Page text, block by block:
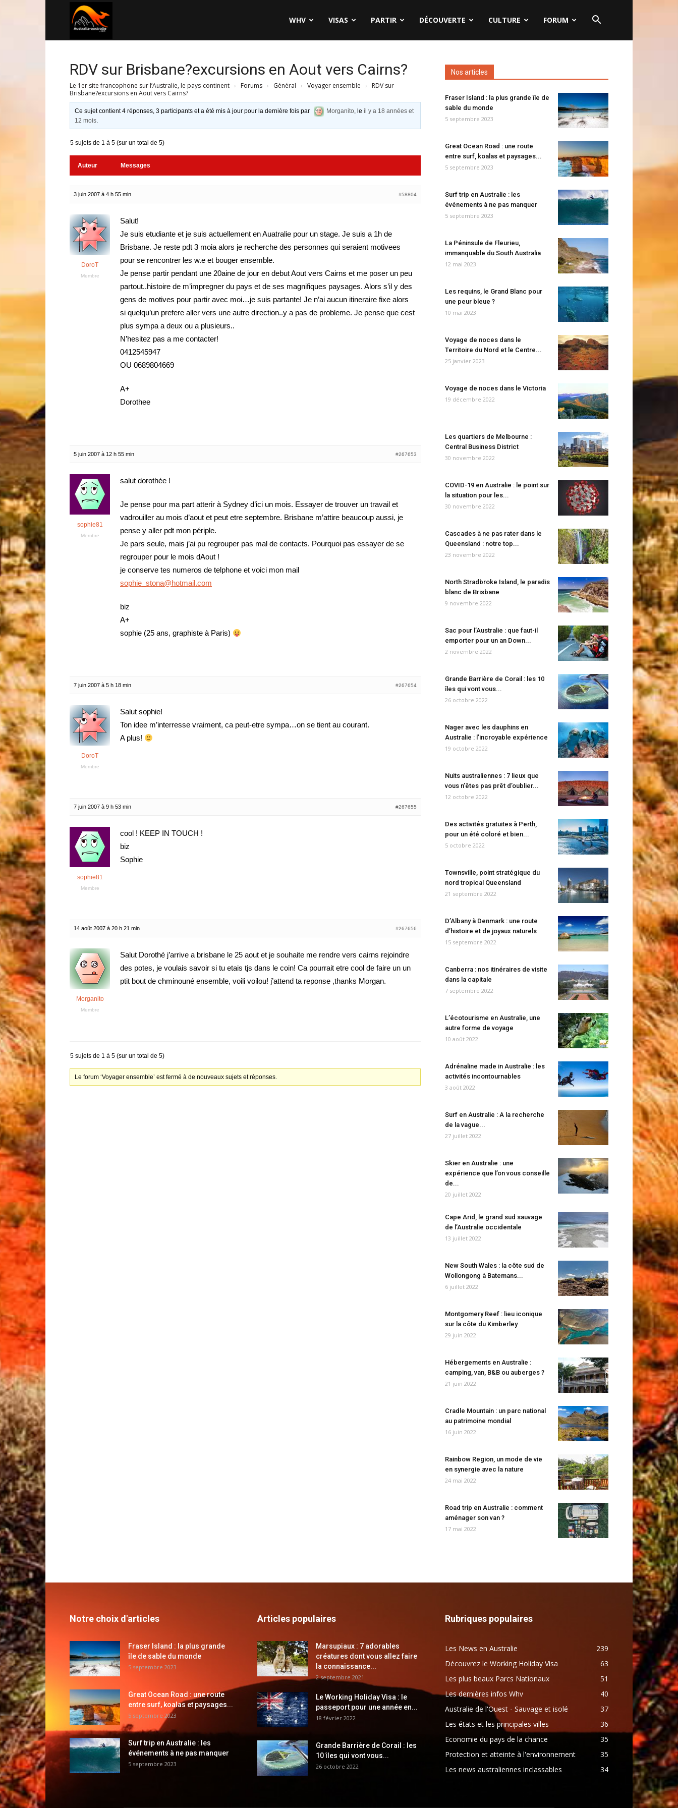
WHV VISAS PARTIR DÉCOUVERTE CULTURE FORUM
RDV sur Brisbane?excursions en Aout vers Cairns?
Le 1er site francophone sur l’Australie, le pays-continent › Forums › Général › Voyager ensemble ›
RDV sur
Brisbane?excursions en Aout vers Cairns?
Ce sujet contient 4 réponses, 3 participants et a été mis à jour pour la dernière fois par Morganito, leil y a 18 années et
12 mois.
5 sujets de 1 à 5 (sur un total de 5)
Auteur Messages
3 juin 2007 à 4 h 55 min #58804
DoroT
Membre
Salut!
Je suis etudiante et je suis actuellement en Auatralie pour un stage. Je suis a 1h de
Brisbane. Je reste pdt 3 moia alors je recherche des personnes qui seraient motivees
pour se rencontrer les w.e et bouger ensemble.
Je pense partir pendant une 20aine de jour en debut Aout vers Cairns et me poser un peu
partout..histoire de m’impregner du pays et de ses magnifiques paysages. Alors s’il y des
gens de motives pour partir avec moi…je suis partante! Je n’ai aucun itineraire fixe alors
si quelqu’un prefere aller vers une autre direction..y a pas de probleme. Je pense que cest
plus sympa a deux ou a plusieurs..
N’hesitez pas a me contacter!
0412545947
OU 0689804669
A+
Dorothee
5 juin 2007 à 12 h 55 min #267653
sophie81
Membre
salut dorothée !
Je pense pour ma part atterir à Sydney d’ici un mois. Essayer de trouver un travail et
vadrouiller au mois d’aout et peut etre septembre. Brisbane m’attire beaucoup aussi, je
pense y aller pdt mon périple.
Je pars seule, mais j’ai pu regrouper pas mal de contacts. Pourquoi pas essayer de se
regrouper pour le mois dAout !
je conserve tes numeros de telphone et voici mon mail
sophie_stona@hotmail.com
biz
A+
sophie (25 ans, graphiste à Paris)
7 juin 2007 à 5 h 18 min #267654
DoroT
Membre
Salut sophie!
Ton idee m’interresse vraiment, ca peut-etre sympa…on se tient au courant.
A plus!
7 juin 2007 à 9 h 53 min #267655
sophie81
Membre
cool ! KEEP IN TOUCH !
biz
Sophie
14 août 2007 à 20 h 21 min #267656
Morganito
Membre
Salut Dorothé j’arrive a brisbane le 25 aout et je souhaite me rendre vers cairns rejoindre
des potes, je voulais savoir si tu etais tjs dans le coin! Ca pourrait etre cool de faire un un
ptit bout de chminouné ensemble, voili voilou! j’attend ta reponse ,thanks Morgan.
5 sujets de 1 à 5 (sur un total de 5)
Le forum ‘Voyager ensemble’ est fermé à de nouveaux sujets et réponses.
Nos articles
Fraser Island : la plus grande île de
sable du monde
5 septembre 2023
Great Ocean Road : une route
entre surf, koalas et paysages...
5 septembre 2023
Surf trip en Australie : les
événements à ne pas manquer
5 septembre 2023
La Péninsule de Fleurieu,
immanquable du South Australia
12 mai 2023
Les requins, le Grand Blanc pour
une peur bleue ?
10 mai 2023
Voyage de noces dans le
Territoire du Nord et le Centre...
25 janvier 2023
Voyage de noces dans le Victoria
19 décembre 2022
Les quartiers de Melbourne :
Central Business District
30 novembre 2022
COVID-19 en Australie : le point sur
la situation pour les...
30 novembre 2022
Cascades à ne pas rater dans le
Queensland : notre top...
23 novembre 2022
North Stradbroke Island, le paradis
blanc de Brisbane
9 novembre 2022
Sac pour l’Australie : que faut-il
emporter pour un an Down...
2 novembre 2022
Grande Barrière de Corail : les 10
îles qui vont vous...
26 octobre 2022
Nager avec les dauphins en
Australie : l’incroyable expérience
19 octobre 2022
Nuits australiennes : 7 lieux que
vous n’êtes pas prêt d’oublier...
12 octobre 2022
Des activités gratuites à Perth,
pour un été coloré et bien...
5 octobre 2022
Townsville, point stratégique du
nord tropical Queensland
21 septembre 2022
D’Albany à Denmark : une route
d’histoire et de joyaux naturels
15 septembre 2022
Canberra : nos itinéraires de visite
dans la capitale
7 septembre 2022
L’écotourisme en Australie, une
autre forme de voyage
10 août 2022
Adrénaline made in Australie : les
activités incontournables
3 août 2022
Surf en Australie : A la recherche
de la vague...
27 juillet 2022
Skier en Australie : une
expérience que l’on vous conseille
de...
20 juillet 2022
Cape Arid, le grand sud sauvage
de l’Australie occidentale
13 juillet 2022
New South Wales : la côte sud de
Wollongong à Batemans...
6 juillet 2022
Montgomery Reef : lieu iconique
sur la côte du Kimberley
29 juin 2022
Hébergements en Australie :
camping, van, B&B ou auberges ?
21 juin 2022
Cradle Mountain : un parc national
au patrimoine mondial
16 juin 2022
Rainbow Region, un mode de vie
en synergie avec la nature
24 mai 2022
Road trip en Australie : comment
aménager son van ?
17 mai 2022
Notre choix d'articles
Fraser Island : la plus grande
île de sable du monde
5 septembre 2023
Great Ocean Road : une route
entre surf, koalas et paysages...
5 septembre 2023
Surf trip en Australie : les
événements à ne pas manquer
5 septembre 2023
Articles populaires
Marsupiaux : 7 adorables
créatures dont vous allez faire
la connaissance...
2 septembre 2021
Le Working Holiday Visa : le
passeport pour une année en...
18 février 2022
Grande Barrière de Corail : les
10 îles qui vont vous...
26 octobre 2022
Rubriques populaires
Les News en Australie
239
Découvrez le Working Holiday Visa
63
Les plus beaux Parcs Nationaux
51
Les dernières infos Whv
40
Australie de l'Ouest - Sauvage et isolé
37
Les états et les principales villes
36
Economie du pays de la chance
35
Protection et atteinte à l'environnement
35
Les news australiennes inclassables
34